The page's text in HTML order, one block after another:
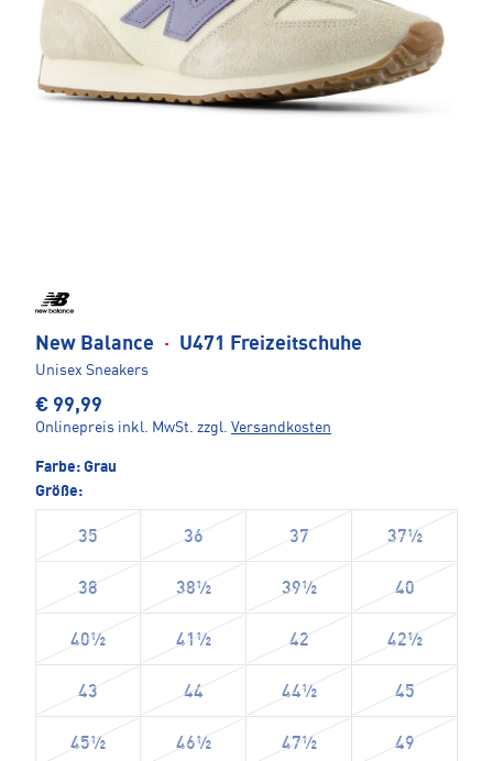
New Balance · U471 Freizeitschuhe
Unisex Sneakers
€ 99,99
Onlinepreis inkl. MwSt. zzgl. Versandkosten
Farbe: Grau
Größe:
35 36 37 37½
38 38½ 39½ 40
40½ 41½ 42 42½
43 44 44½ 45
45½ 46½ 47½ 49